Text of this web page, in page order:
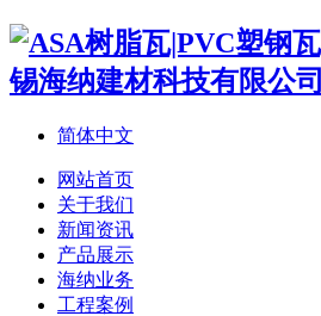
简体中文
网站首页
关于我们
新闻资讯
产品展示
海纳业务
工程案例